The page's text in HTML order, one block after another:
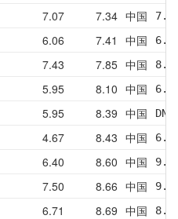
7.07 7.34 中国
6.06 7.41 中国
7.43 7.85 中国
5.95 8.10 中国
5.95 8.39 中国
4.67 8.43 中国
6.40 8.60 中国
7.50 8.66 中国
6.71 8.69 中国